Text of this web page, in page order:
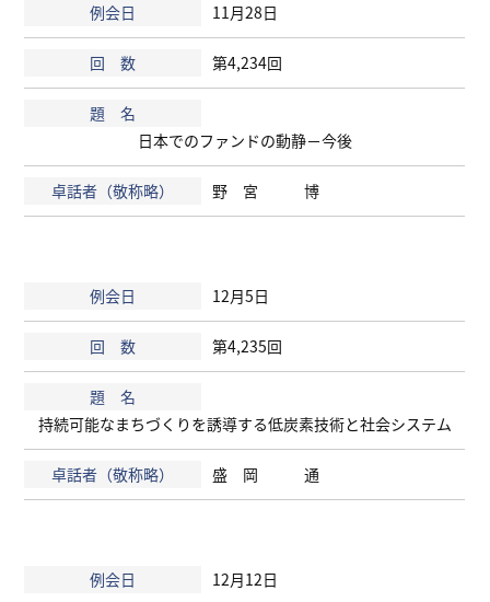
11月28日
第4,234回
日本でのファンドの動静－今後
野 宮 博
12月5日
第4,235回
持続可能なまちづくりを誘導する低炭素技術と社会システム
盛 岡 通
12月12日